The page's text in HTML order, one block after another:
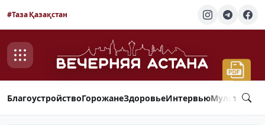
#Таза Қазақстан
БлагоустройствоГорожанеЗдоровьеИнтервью